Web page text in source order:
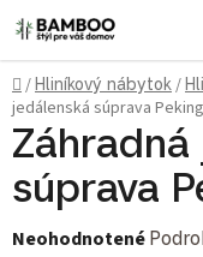
Prejsť na obsah
Domov
/Hliníkový nábytok /
jedálenská súprava Peking
súprava
Priemerné hodnotenie
Neohodnotené